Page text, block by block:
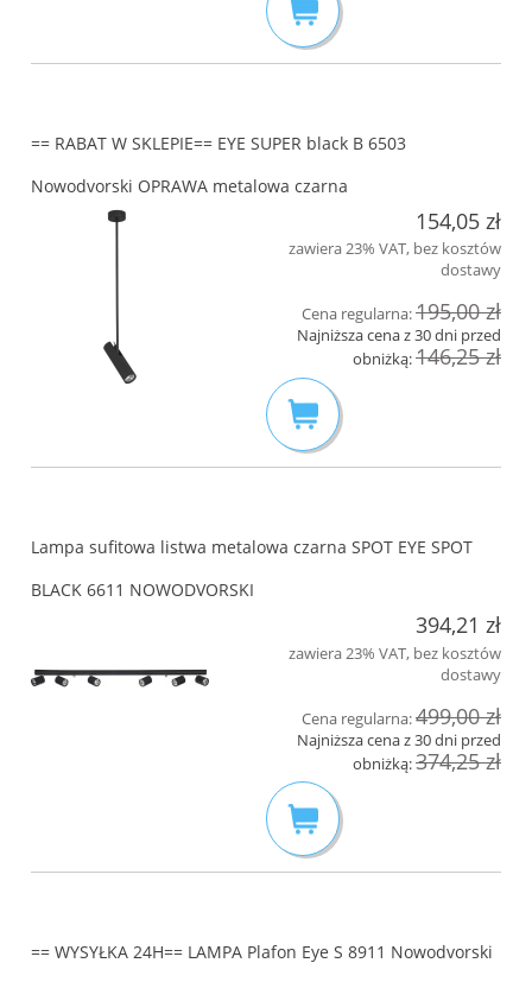
== RABAT W SKLEPIE== EYE SUPER black B 6503
Nowodvorski OPRAWA metalowa czarna
154,05 zł
zawiera 23% VAT, bez kosztów
dostawy
Cena regularna:195,00 zł
Najniższa cena z 30 dni przed
obniżką:146,25 zł
Lampa sufitowa listwa metalowa czarna SPOT EYE SPOT
BLACK 6611 NOWODVORSKI
394,21 zł
zawiera 23% VAT, bez kosztów
dostawy
Cena regularna:499,00 zł
Najniższa cena z 30 dni przed
obniżką:374,25 zł
== WYSYŁKA 24H== LAMPA Plafon Eye S 8911 Nowodvorski